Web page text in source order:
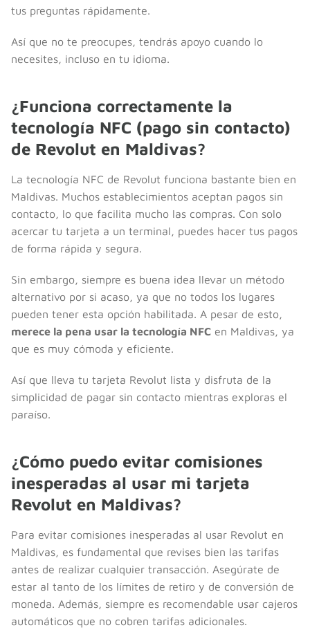
tus preguntas rápidamente.
Así que no te preocupes, tendrás apoyo cuando lo
necesites, incluso en tu idioma.
¿Funciona correctamente la
tecnología NFC (pago sin contacto)
de Revolut en Maldivas?
La tecnología NFC de Revolut funciona bastante bien en
Maldivas. Muchos establecimientos aceptan pagos sin
contacto, lo que facilita mucho las compras. Con solo
acercar tu tarjeta a un terminal, puedes hacer tus pagos
de forma rápida y segura.
Sin embargo, siempre es buena idea llevar un método
alternativo por si acaso, ya que no todos los lugares
pueden tener esta opción habilitada. A pesar de esto,
merece la pena usar la tecnología NFC en Maldivas, ya
que es muy cómoda y eficiente.
Así que lleva tu tarjeta Revolut lista y disfruta de la
simplicidad de pagar sin contacto mientras exploras el
paraíso.
¿Cómo puedo evitar comisiones
inesperadas al usar mi tarjeta
Revolut en Maldivas?
Para evitar comisiones inesperadas al usar Revolut en
Maldivas, es fundamental que revises bien las tarifas
antes de realizar cualquier transacción. Asegúrate de
estar al tanto de los límites de retiro y de conversión de
moneda. Además, siempre es recomendable usar cajeros
automáticos que no cobren tarifas adicionales.